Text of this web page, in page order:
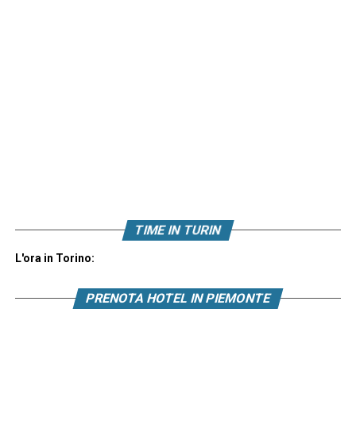
TIME IN TURIN
L'ora in Torino:
PRENOTA HOTEL IN PIEMONTE